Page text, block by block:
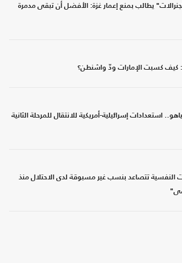
يطالب بمنع إعمار غزة: الأفضل أن تبقى مدمرة
كيف كسبت الإمارات ودّ واشنطن؟
استعدادات إسرائيلية-أمريكية للانتقال للمرحلة الثانية
النفسية تتصاعد بنسب غير مسبوقة لدى الاحتلال منذ